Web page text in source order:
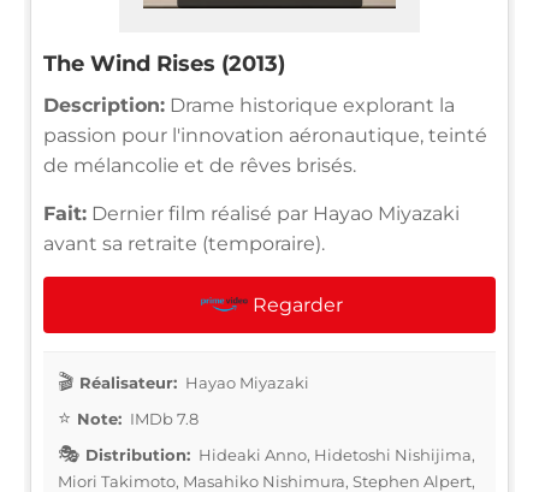
The Wind Rises (2013)
Description: Drame historique explorant la
passion pour l'innovation aéronautique, teinté
de mélancolie et de rêves brisés.
Fait: Dernier film réalisé par Hayao Miyazaki
avant sa retraite (temporaire).
Regarder
Réalisateur: Hayao Miyazaki
Note: IMDb 7.8
Distribution: Hideaki Anno, Hidetoshi Nishijima,
Miori Takimoto, Masahiko Nishimura, Stephen Alpert,